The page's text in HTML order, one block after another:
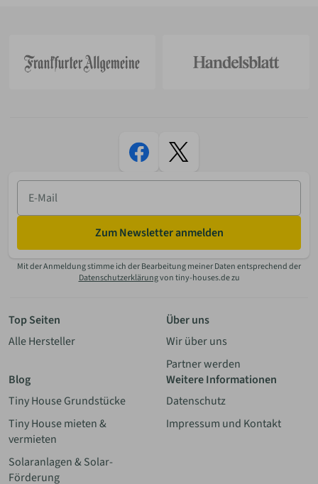
E-
Mail
Zum Newsletter anmelden
Mit der Anmeldung stimme ich der Bearbeitung meiner Daten entsprechend der
Datenschutzerklärungvon tiny-houses.de zu
Top Seiten
Alle Hersteller
Über uns
Wir über uns
Partner werden
Blog
Tiny House Grundstücke
Tiny House mieten &
vermieten
Solaranlagen & Solar-
Förderung
Weitere Informationen
Datenschutz
Impressum und Kontakt